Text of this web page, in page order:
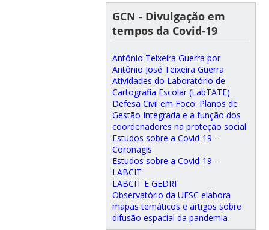
GCN - Divulgação em
tempos da Covid-19
Antônio Teixeira Guerra por
Antônio José Teixeira Guerra
Atividades do Laboratório de
Cartografia Escolar (LabTATE)
Defesa Civil em Foco: Planos de
Gestão Integrada e a função dos
coordenadores na proteção social
Estudos sobre a Covid-19 –
Coronagis
Estudos sobre a Covid-19 –
LABCIT
LABCIT E GEDRI
Observatório da UFSC elabora
mapas temáticos e artigos sobre
difusão espacial da pandemia